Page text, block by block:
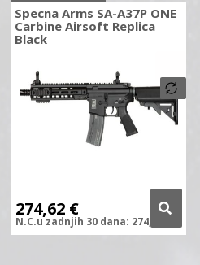
Specna Arms SA-A37P ONE
Carbine Airsoft Replica
Black
274,62 €
N.C.u zadnjih 30 dana: 274,62